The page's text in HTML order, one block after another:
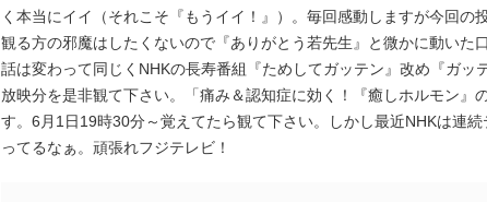
く本当にイイ（それこそ『もうイイ！』）。毎回感動しますが今回の
観る方の邪魔はしたくないので『ありがとう若先生』と微かに動いた
話は変わって同じくNHKの長寿番組『ためしてガッテン』改め『ガッ
放映分を是非観て下さい。「痛み＆認知症に効く！『癒しホルモン』
す。6月1日19時30分～覚えてたら観て下さい。しかし最近NHKは連
ってるなぁ。頑張れフジテレビ！